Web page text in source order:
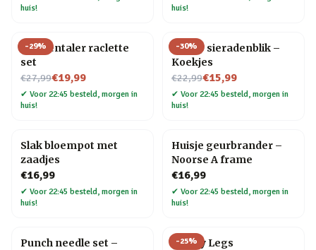
huis!
huis!
-29%
Emmentaler raclette
set
€27,99
Nu voor€19,99
✔ Voor 22:45 besteld, morgen in
huis!
-30%
Snoep sieradenblik –
Koekjes
€22,99
Nu voor€15,99
✔ Voor 22:45 besteld, morgen in
huis!
Slak bloempot met
zaadjes
€16,99
✔ Voor 22:45 besteld, morgen in
huis!
Huisje geurbrander –
Noorse A frame
€16,99
✔ Voor 22:45 besteld, morgen in
huis!
Punch needle set –
-25%
Happy Legs